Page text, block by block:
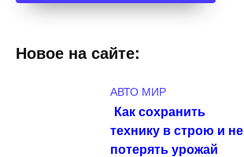
Новое на сайте:
АВТО МИР
Как сохранить
технику в строю и не
потерять урожай